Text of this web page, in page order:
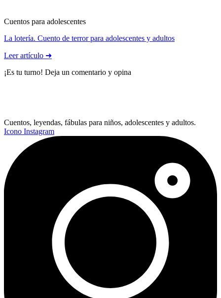
Cuentos para adolescentes
La lotería. Cuento de terror para adolescentes y adultos
Leer artículo ➜
¡Es tu turno! Deja un comentario y opina
Cuentos, leyendas, fábulas para niños, adolescentes y adultos.
Icono Instagram